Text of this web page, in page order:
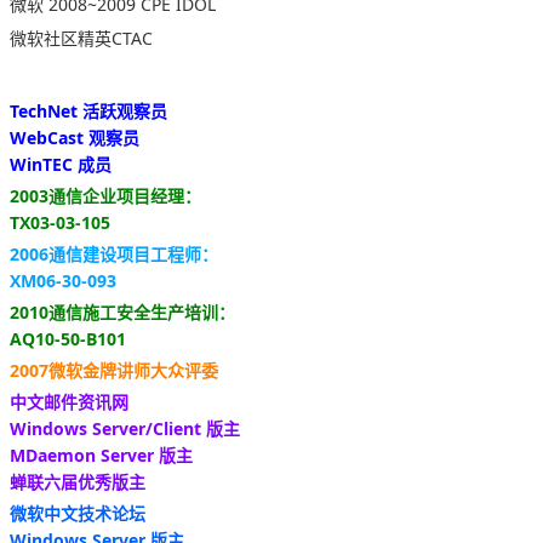
微软社区精英CTAC
TechNet 活跃观察员
WebCast 观察员
WinTEC 成员
2003通信企业项目经理：
TX03-03-105
2006通信建设项目工程师：
XM06-30-093
2010通信施工安全生产培训：
AQ10-50-B101
2007微软金牌讲师大众评委
中文邮件资讯网
Windows Server/Client 版主
MDaemon Server 版主
蝉联六届优秀版主
微软中文技术论坛